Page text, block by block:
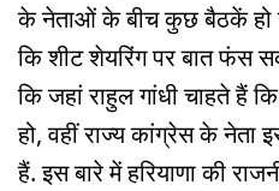
के नेताओं के बीच कुछ बैठकें हो
कि शीट शेयरिंग पर बात फंस
कि जहां राहुल गांधी चाहते हैं
हो, वहीं राज्य कांग्रेस के नेता
हैं. इस बारे में हरियाणा की